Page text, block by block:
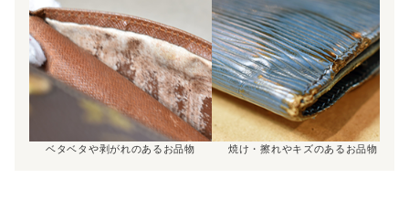
ベタベタや剥がれのあるお品物 焼け・擦れやキズのあるお品物